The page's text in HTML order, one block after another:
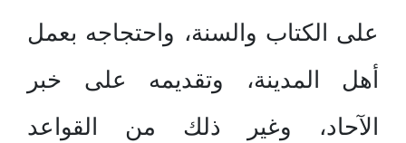
على الكتاب والسنة، واحتجاجه بعمل
أهل المدينة، وتقديمه على خبر
الآحاد، وغير ذلك من القواعد